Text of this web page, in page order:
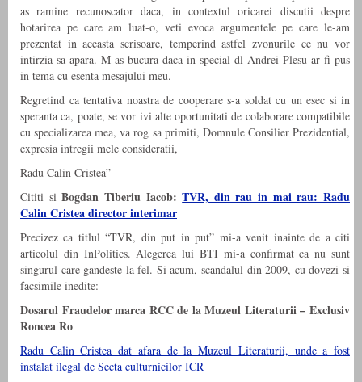
as ramine recunoscator daca, in contextul oricarei discutii despre
hotarirea pe care am luat-o, veti evoca argumentele pe care le-am
prezentat in aceasta scrisoare, temperind astfel zvonurile ce nu vor
intirzia sa apara. M-as bucura daca in special dl Andrei Plesu ar fi pus
in tema cu esenta mesajului meu.
Regretind ca tentativa noastra de cooperare s-a soldat cu un esec si in
speranta ca, poate, se vor ivi alte oportunitati de colaborare compatibile
cu specializarea mea, va rog sa primiti, Domnule Consilier Prezidential,
expresia intregii mele consideratii,
Radu Calin Cristea”
Cititi siBogdan Tiberiu Iacob:TVR, din rau in mai rau: Radu
Calin Cristea director interimar
Precizez ca titlul “TVR, din put in put” mi-a venit inainte de a citi
articolul din InPolitics. Alegerea lui BTI mi-a confirmat ca nu sunt
singurul care gandeste la fel. Si acum, scandalul din 2009, cu dovezi si
facsimile inedite:
Dosarul Fraudelor marca RCC de la Muzeul Literaturii – Exclusiv
Roncea Ro
Radu Calin Cristea dat afara de la Muzeul Literaturii, unde a fost
instalat ilegal de Secta culturnicilor ICR